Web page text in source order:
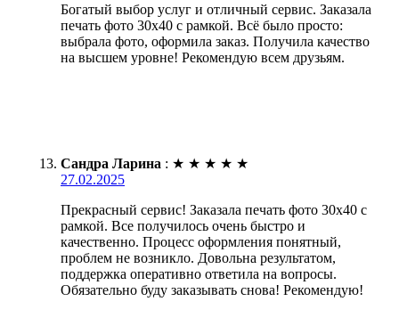
Богатый выбор услуг и отличный сервис. Заказала
печать фото 30х40 с рамкой. Всё было просто:
выбрала фото, оформила заказ. Получила качество
на высшем уровне! Рекомендую всем друзьям.
Сандра Ларина : ★ ★ ★ ★ ★
27.02.2025
Прекрасный сервис! Заказала печать фото 30х40 с
рамкой. Все получилось очень быстро и
качественно. Процесс оформления понятный,
проблем не возникло. Довольна результатом,
поддержка оперативно ответила на вопросы.
Обязательно буду заказывать снова! Рекомендую!